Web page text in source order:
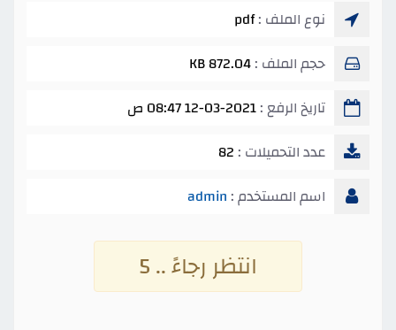
نوع الملف :pdf
حجم الملف :872.04 KB
تاريخ الرفع :12-03-2021 08:47 ص
عدد التحميلات : 82
اسم المستخدم : admin
انتظر رجاءً .. 4